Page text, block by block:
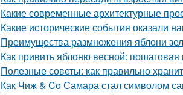
Какие современные архитектурные
Какие исторические события оказали
Преимущества размножения яблони
Как привить яблоню весной: пошаговая
Полезные советы: как правильно
Как Чиж & Co Самара стал символом